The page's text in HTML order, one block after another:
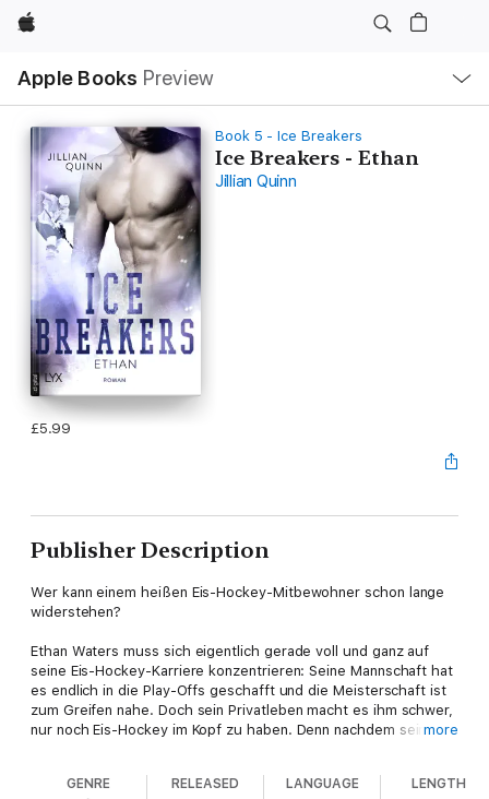
Apple
Apple Books Preview
Nav
Open
Menu
Book 5 - Ice Breakers
Ice Breakers - Ethan
Jillian Quinn
£5.99
Publisher Description
Wer kann einem heißen Eis-Hockey-Mitbewohner schon lange
widerstehen?
Ethan Waters muss sich eigentlich gerade voll und ganz auf
seine Eis-Hockey-Karriere konzentrieren: Seine Mannschaft hat
es endlich in die Play-Offs geschafft und die Meisterschaft ist
zum Greifen nahe. Doch sein Privatleben macht es ihm schwer,
nur noch Eis-Hockey im Kopf zu haben. Denn nachdem sein
Mia untergebracht. Was Ethan's Freund nicht weiß: zwischen
more
GENRE RELEASED LANGUAGE LENGTH